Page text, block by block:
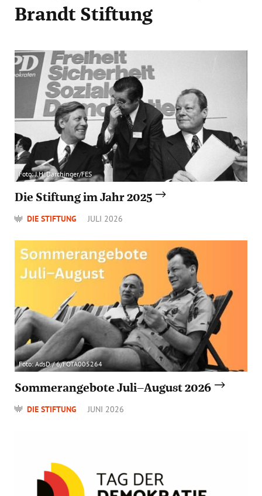
Brandt Stiftung
Foto: J.H. Darchinger/FES
Die Stiftung im Jahr 2025
DIE STIFTUNG JULI 2026
Foto: AdsD / 6/FOTA005264
Sommerangebote Juli–August 2026
DIE STIFTUNG JUNI 2026